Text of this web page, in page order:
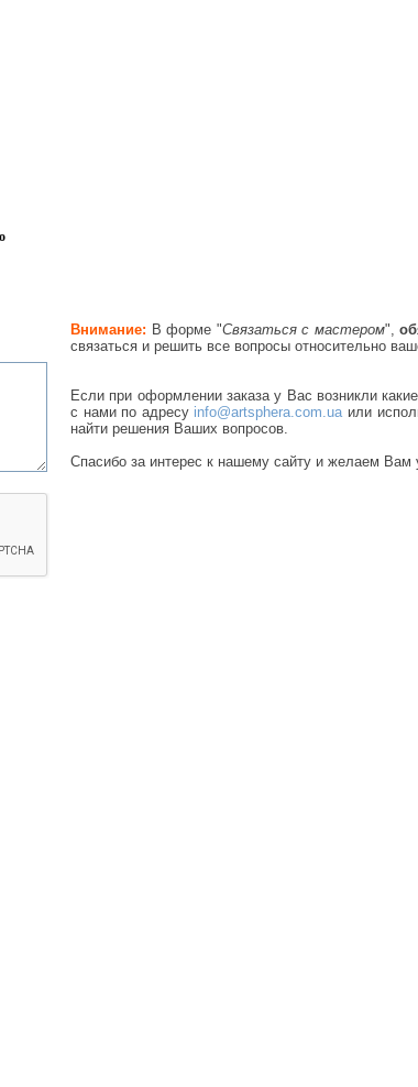
Внимание: В форме "Связаться с мастером",
связаться и решить все вопросы относительно
Если при оформлении заказа у Вас возникли
с нами по адресу info@artsphera.com.ua или
найти решения Ваших вопросов.
Спасибо за интерес к нашему сайту и желаем Вам